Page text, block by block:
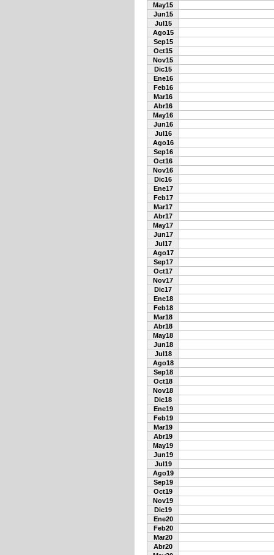
May15
Jun15
Jul15
Ago15
Sep15
Oct15
Nov15
Dic15
Ene16
Feb16
Mar16
Abr16
May16
Jun16
Jul16
Ago16
Sep16
Oct16
Nov16
Dic16
Ene17
Feb17
Mar17
Abr17
May17
Jun17
Jul17
Ago17
Sep17
Oct17
Nov17
Dic17
Ene18
Feb18
Mar18
Abr18
May18
Jun18
Jul18
Ago18
Sep18
Oct18
Nov18
Dic18
Ene19
Feb19
Mar19
Abr19
May19
Jun19
Jul19
Ago19
Sep19
Oct19
Nov19
Dic19
Ene20
Feb20
Mar20
Abr20